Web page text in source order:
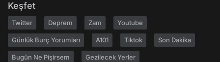
Keşfet
Twitter Deprem Zam Youtube
Günlük Burç Yorumları A101 Tiktok Son Dakika
Bugün Ne Pişirsem Gezilecek Yerler